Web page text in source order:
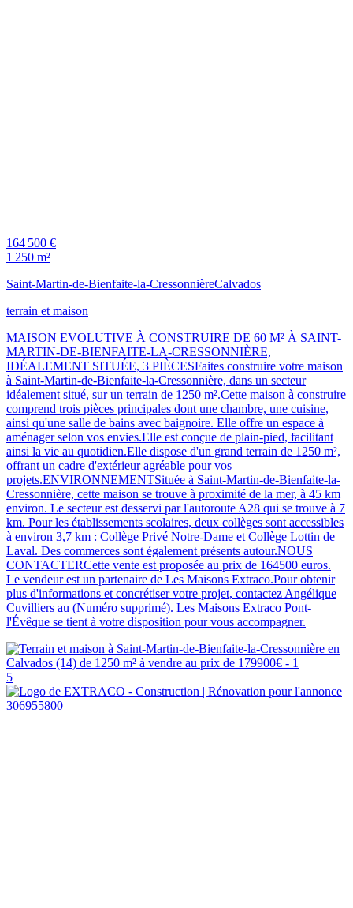
164 500 €
1 250 m²
Saint-Martin-de-Bienfaite-la-CressonnièreCalvados
terrain et maison
MAISON EVOLUTIVE À CONSTRUIRE DE 60 M² À SAINT-
MARTIN-DE-BIENFAITE-LA-CRESSONNIÈRE,
IDÉALEMENT SITUÉE, 3 PIÈCESFaites construire votre maison
à Saint-Martin-de-Bienfaite-la-Cressonnière, dans un secteur
idéalement situé, sur un terrain de 1250 m².Cette maison à construire
comprend trois pièces principales dont une chambre, une cuisine,
ainsi qu'une salle de bains avec baignoire. Elle offre un espace à
aménager selon vos envies.Elle est conçue de plain-pied, facilitant
ainsi la vie au quotidien.Elle dispose d'un grand terrain de 1250 m²,
offrant un cadre d'extérieur agréable pour vos
projets.ENVIRONNEMENTSituée à Saint-Martin-de-Bienfaite-la-
Cressonnière, cette maison se trouve à proximité de la mer, à 45 km
environ. Le secteur est desservi par l'autoroute A28 qui se trouve à 7
km. Pour les établissements scolaires, deux collèges sont accessibles
à environ 3,7 km : Collège Privé Notre-Dame et Collège Lottin de
Laval. Des commerces sont également présents autour.NOUS
CONTACTERCette vente est proposée au prix de 164500 euros.
Le vendeur est un partenaire de Les Maisons Extraco.Pour obtenir
plus d'informations et concrétiser votre projet, contactez Angélique
Cuvilliers au (Numéro supprimé). Les Maisons Extraco Pont-
l'Évêque se tient à votre disposition pour vous accompagner.
5